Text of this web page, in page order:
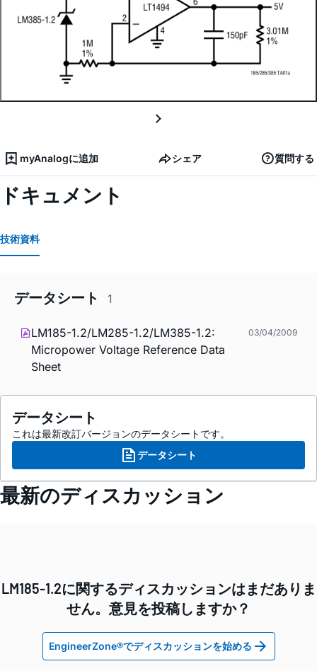
myAnalogに追加 シェア 質問する
ドキュメント
技術資料
データシート 1
LM185-1.2/LM285-1.2/LM385-1.2:
Micropower Voltage Reference Data
Sheet
03/04/2009
データシート
これは最新改訂バージョンのデータシートです。
データシート
最新のディスカッション
LM185-1.2に関するディスカッションはまだありま
せん。意見を投稿しますか？
EngineerZone®でディスカッションを始める